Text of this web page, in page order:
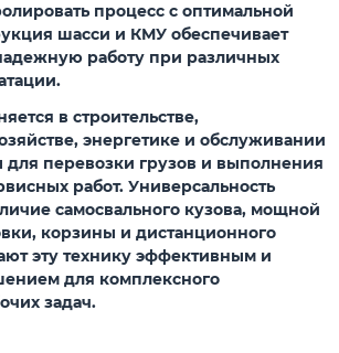
процесс с оптимальной
шасси и КМУ обеспечивает
работу при различных
в строительстве,
энергетике и обслуживании
для перевозки грузов и выполнения
работ. Универсальность
самосвального кузова, мощной
корзины и дистанционного
эту технику эффективным и
для комплексного
задач.